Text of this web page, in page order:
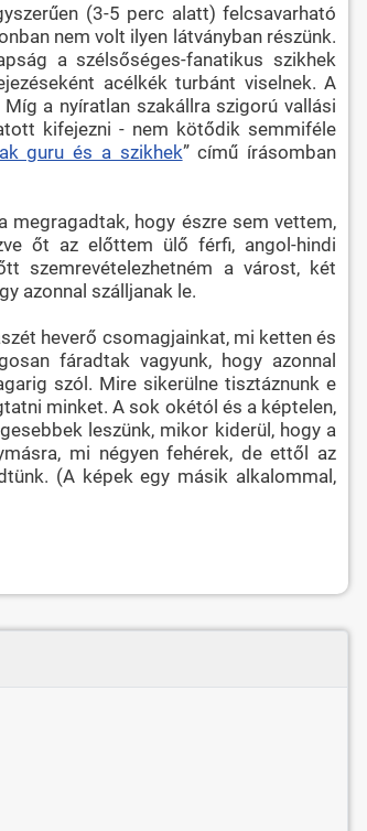
(3-5 perc alatt) felcsavarható
nem volt ilyen látványban részünk.
a szélsőséges-fanatikus szikhek
acélkék turbánt viselnek. A
a nyíratlan szakállra szigorú vallási
kifejezni - nem kötődik semmiféle
guru és a szikhek” című írásomban
megragadtak, hogy észre sem vettem,
őt az előttem ülő férfi, angol-hindi
szemrevételezhetném a várost, két
azonnal szálljanak le.
heverő csomagjainkat, mi ketten és
fáradtak vagyunk, hogy azonnal
szól. Mire sikerülne tisztáznunk e
minket. A sok okétól és a képtelen,
leszünk, mikor kiderül, hogy a
mi négyen fehérek, de ettől az
(A képek egy másik alkalommal,